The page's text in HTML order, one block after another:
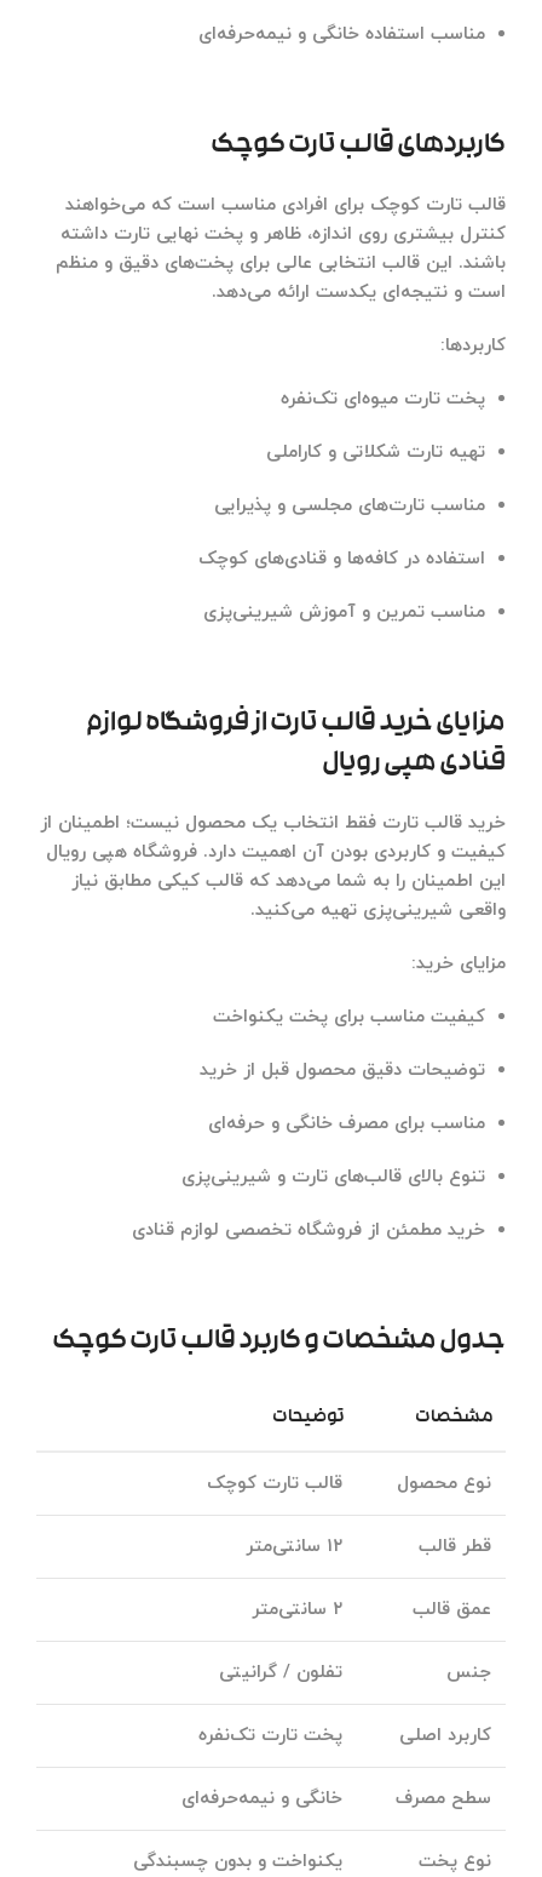
مناسب استفاده خانگی و نیمه‌حرفه‌ای
کاربردهای قالب تارت کوچک
قالب تارت کوچک برای افرادی مناسب است که می‌خواهند
کنترل بیشتری روی اندازه، ظاهر و پخت نهایی تارت داشته
باشند. این قالب انتخابی عالی برای پخت‌های دقیق و منظم
است و نتیجه‌ای یکدست ارائه می‌دهد.
کاربردها:
پخت تارت میوه‌ای تک‌نفره
تهیه تارت شکلاتی و کاراملی
مناسب تارت‌های مجلسی و پذیرایی
استفاده در کافه‌ها و قنادی‌های کوچک
مناسب تمرین و آموزش شیرینی‌پزی
مزایای خرید قالب تارت از فروشگاه لوازم
قنادی هپی رویال
خرید قالب تارت فقط انتخاب یک محصول نیست؛ اطمینان از
کیفیت و کاربردی بودن آن اهمیت دارد. فروشگاه هپی رویال
این اطمینان را به شما می‌دهد که قالب کیکی مطابق نیاز
واقعی شیرینی‌پزی تهیه می‌کنید.
مزایای خرید:
کیفیت مناسب برای پخت یکنواخت
توضیحات دقیق محصول قبل از خرید
مناسب برای مصرف خانگی و حرفه‌ای
تنوع بالای قالب‌های تارت و شیرینی‌پزی
خرید مطمئن از فروشگاه تخصصی لوازم قنادی
جدول مشخصات و کاربرد قالب تارت کوچک
مشخصات توضیحات
نوع محصول قالب تارت کوچک
قطر قالب ۱۲ سانتی‌متر
عمق قالب ۲ سانتی‌متر
جنس تفلون / گرانیتی
کاربرد اصلی پخت تارت تک‌نفره
سطح مصرف خانگی و نیمه‌حرفه‌ای
نوع پخت یکنواخت و بدون چسبندگی